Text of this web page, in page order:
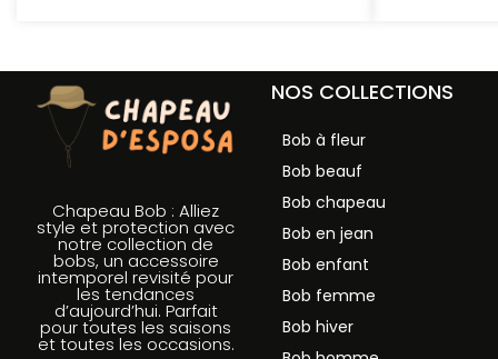
Chapeau Bob : Alliez
style et protection avec
notre collection de
bobs, un accessoire
intemporel revisité pour
les tendances
d’aujourd’hui. Parfait
pour toutes les saisons
et toutes les occasions.
NOS COLLECTIONS
Bob à fleur
Bob beauf
Bob chapeau
Bob en jean
Bob enfant
Bob femme
Bob hiver